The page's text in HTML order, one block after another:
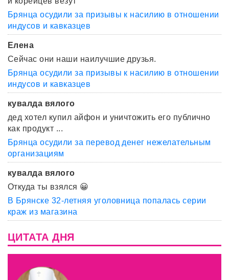
Брянца осудили за призывы к насилию в отношении
индусов и кавказцев
Елена
Сейчас они наши наилучшие друзья.
Брянца осудили за призывы к насилию в отношении
индусов и кавказцев
кувалда вялого
дед хотел купил айфон и уничтожить его публично
как продукт ...
Брянца осудили за перевод денег нежелательным
организациям
кувалда вялого
Откуда ты взялся 😀
В Брянске 32-летняя уголовница попалась серии
краж из магазина
ЦИТАТА ДНЯ